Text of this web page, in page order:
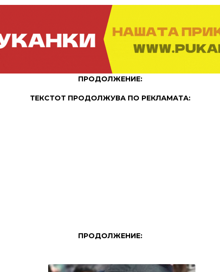
ПРОДОЛЖЕНИЕ:
ТЕКСТОТ ПРОДОЛЖУВА ПО РЕКЛАМАТА:
ПРОДОЛЖЕНИЕ: